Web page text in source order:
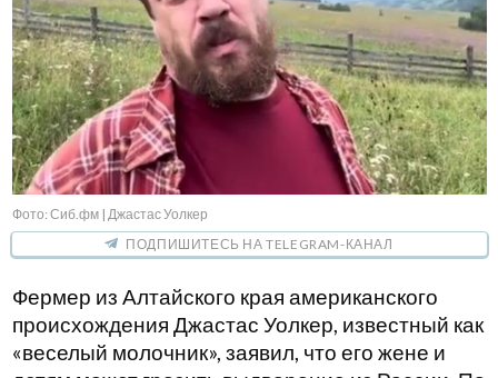
Фото: Сиб.фм | Джастас Уолкер
ПОДПИШИТЕСЬ НА TELEGRAM-КАНАЛ
Фермер из Алтайского края американского
происхождения Джастас Уолкер, известный как
«веселый молочник», заявил, что его жене и